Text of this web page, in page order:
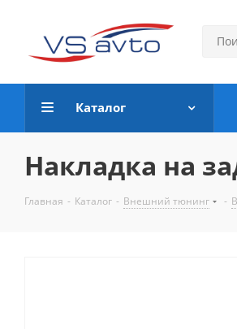
Каталог
Накладка на
Главная - Каталог - Внешний тюнинг -